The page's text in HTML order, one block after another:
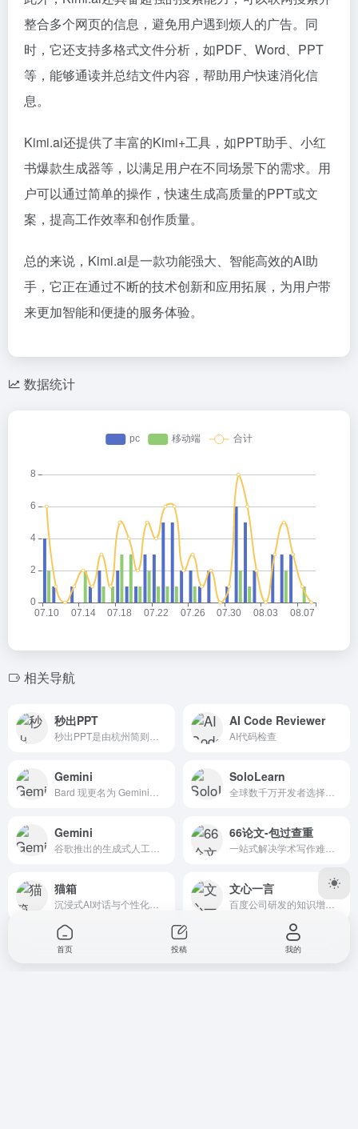
整合多个网页的信息，避免用户遇到烦人的广告。同
时，它还支持多格式文件分析，如PDF、Word、PPT
等，能够通读并总结文件内容，帮助用户快速消化信
息。
Kimi.ai还提供了丰富的Kimi+工具，如PPT助手、小红
书爆款生成器等，以满足用户在不同场景下的需求。用
户可以通过简单的操作，快速生成高质量的PPT或文
案，提高工作效率和创作质量。
总的来说，Kimi.ai是一款功能强大、智能高效的AI助
手，它正在通过不断的技术创新和应用拓展，为用户带
来更加智能和便捷的服务体验。
数据统计
相关导航
秒出PPT AI Code Reviewer
AI代码检查
Gemini SoloLearn
Gemini 66论文-包过查重
猫箱 文心一言
首页 投稿 我的